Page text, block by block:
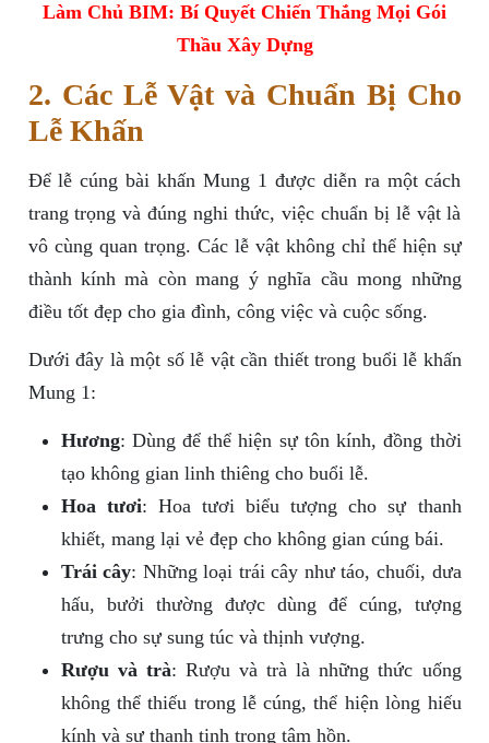
Làm Chủ BIM: Bí Quyết Chiến Thắng Mọi Gói
Thầu Xây Dựng
2. Các Lễ Vật và Chuẩn Bị Cho
Lễ Khấn
Để lễ cúng bài khấn Mung 1 được diễn ra một cách
trang trọng và đúng nghi thức, việc chuẩn bị lễ vật là
vô cùng quan trọng. Các lễ vật không chỉ thể hiện sự
thành kính mà còn mang ý nghĩa cầu mong những
điều tốt đẹp cho gia đình, công việc và cuộc sống.
Dưới đây là một số lễ vật cần thiết trong buổi lễ khấn
Mung 1:
Hương: Dùng để thể hiện sự tôn kính, đồng thời
tạo không gian linh thiêng cho buổi lễ.
Hoa tươi: Hoa tươi biểu tượng cho sự thanh
khiết, mang lại vẻ đẹp cho không gian cúng bái.
Trái cây: Những loại trái cây như táo, chuối, dưa
hấu, bưởi thường được dùng để cúng, tượng
trưng cho sự sung túc và thịnh vượng.
Rượu và trà: Rượu và trà là những thức uống
không thể thiếu trong lễ cúng, thể hiện lòng hiếu
kính và sự thanh tịnh trong tâm hồn.